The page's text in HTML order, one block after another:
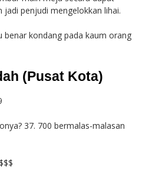
penjudi mengelokkan lihai.
benar kondang pada kaum orang
(Pusat Kota)
37. 700 bermalas-malasan